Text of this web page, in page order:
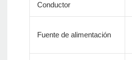
Conductor
Fuente de alimentación